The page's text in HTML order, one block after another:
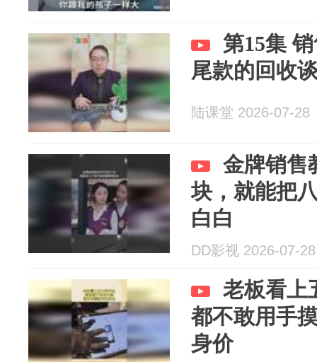
第15集
尾款的回收
陆课堂 2026-07-28
金牌销售
块，就能把
白白
DD影视 2026-07-28
老板看上
都不敢用手
身价